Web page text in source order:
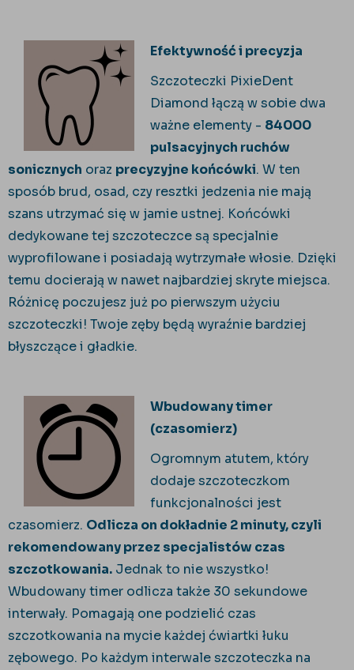
Efektywność i precyzja
Szczoteczki PixieDent
Diamond łączą w sobie dwa
ważne elementy - 84000
pulsacyjnych ruchów
sonicznych oraz precyzyjne końcówki. W ten
sposób brud, osad, czy resztki jedzenia nie mają
szans utrzymać się w jamie ustnej. Końcówki
dedykowane tej szczoteczce są specjalnie
wyprofilowane i posiadają wytrzymałe włosie. Dzięki
temu docierają w nawet najbardziej skryte miejsca.
Różnicę poczujesz już po pierwszym użyciu
szczoteczki! Twoje zęby będą wyraźnie bardziej
błyszczące i gładkie.
Wbudowany timer
(czasomierz)
Ogromnym atutem, który
dodaje szczoteczkom
funkcjonalności jest
czasomierz. Odlicza on dokładnie 2 minuty, czyli
rekomendowany przez specjalistów czas
szczotkowania. Jednak to nie wszystko!
Wbudowany timer odlicza także 30 sekundowe
interwały. Pomagają one podzielić czas
szczotkowania na mycie każdej ćwiartki łuku
zębowego. Po każdym interwale szczoteczka na